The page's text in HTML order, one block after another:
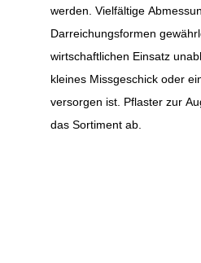
werden. Vielfältige
Darreichungsformen
wirtschaftlichen Einsatz
kleines Missgeschick oder
versorgen ist. Pflaster zur
das Sortiment ab.